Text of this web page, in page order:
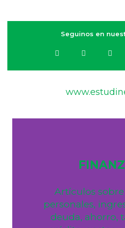
Seguinos en
Artículos
personales,
deuda, ahorro,